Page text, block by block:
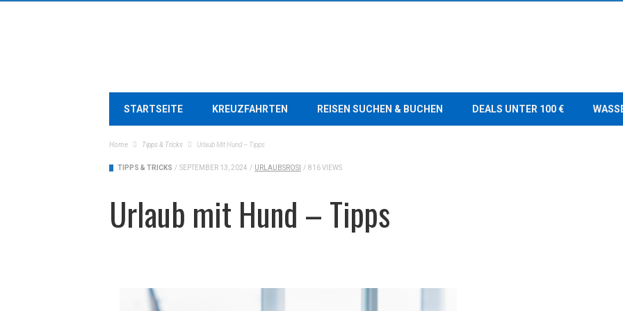
STARTSEITE KREUZFAHRTEN REISEN SUCHEN & BUCHEN DEALS UNTER 100 €
Home Tipps & Tricks Urlaub Mit Hund – Tipps
TIPPS & TRICKS / SEPTEMBER 13, 2024 / URLAUBSROSI / 816 VIEWS
Urlaub mit Hund – Tipps